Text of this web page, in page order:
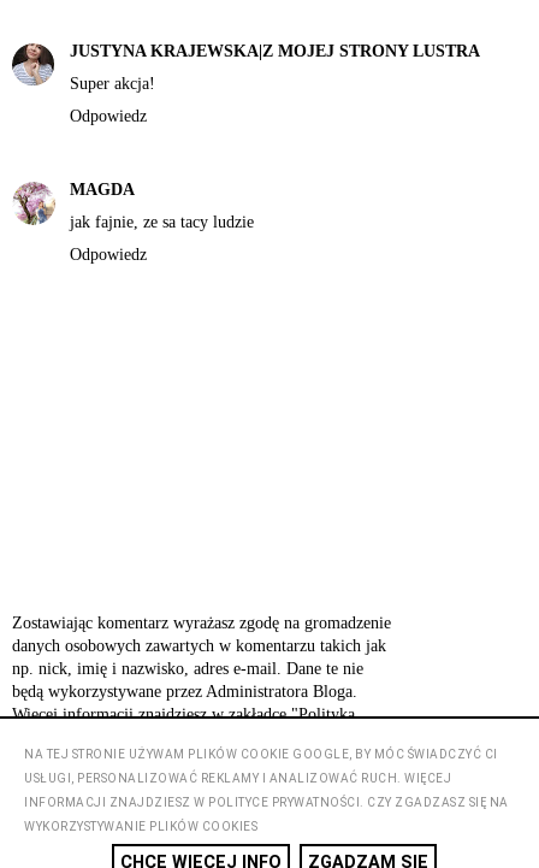
JUSTYNA KRAJEWSKA|Z MOJEJ STRONY LUSTRA
Super akcja!
Odpowiedz
MAGDA
jak fajnie, ze sa tacy ludzie
Odpowiedz
Zostawiając komentarz wyrażasz zgodę na gromadzenie
danych osobowych zawartych w komentarzu takich jak
np. nick, imię i nazwisko, adres e-mail. Dane te nie
będą wykorzystywane przez Administratora Bloga.
Więcej informacji znajdziesz w zakładce "Polityka
‹ ›
Wyświetl wersję na komputer
NA TEJ STRONIE UŻYWAM PLIKÓW COOKIE GOOGLE, BY MÓC ŚWIADCZYĆ CI
USŁUGI, PERSONALIZOWAĆ REKLAMY I ANALIZOWAĆ RUCH. WIĘCEJ
INFORMACJI ZNAJDZIESZ W POLITYCE PRYWATNOŚCI. CZY ZGADZASZ SIĘ NA
WYKORZYSTYWANIE PLIKÓW COOKIES
CHCĘ WIĘCEJ INFO ZGADZAM SIĘ